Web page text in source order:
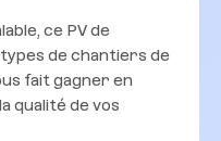
ce PV de
de chantiers de
fait gagner en
qualité de vos